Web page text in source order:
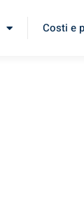
Costi e